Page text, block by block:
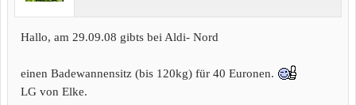
Hallo, am 29.09.08 gibts bei Aldi- Nord
einen Badewannensitz (bis 120kg) für 40 Euronen.
LG von Elke.